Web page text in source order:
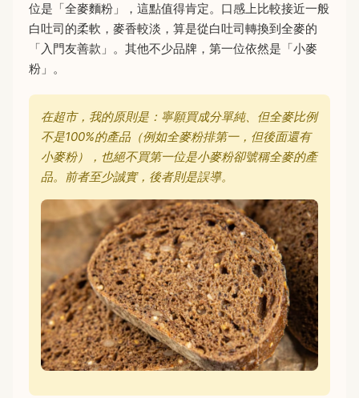
位是「全麥麵粉」，這點值得肯定。口感上比較接近一般
白吐司的柔軟，麥香較淡，算是從白吐司轉換到全麥的
「入門友善款」。其他不少品牌，第一位依然是「小麥
粉」。
在超市，我的原則是：寧願買成分單純、但全麥比例
不是100%的產品（例如全麥粉排第一，但後面還有
小麥粉），也絕不買第一位是小麥粉卻號稱全麥的產
品。前者至少誠實，後者則是誤導。